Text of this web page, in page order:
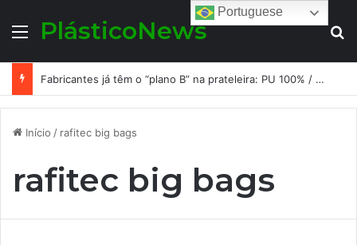
MenuPlásticoNews
Fabricantes já têm o “plano B” na prateleira: PU 100% / NC-free existe, mas ainda é pouco usado: a hora é transformar isso em projeto de resiliência
Início / rafitec big bags
rafitec big bags
Portuguese